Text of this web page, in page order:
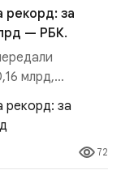
рекорд: за
— РБК.
млрд,
раза больше,
млрд).
денежного
и
72